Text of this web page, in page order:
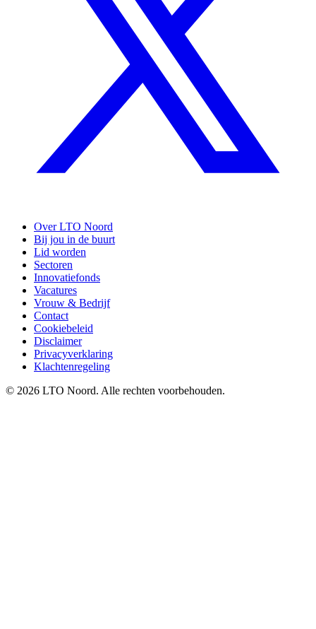
Over LTO Noord
Bij jou in de buurt
Lid worden
Sectoren
Innovatiefonds
Vacatures
Vrouw & Bedrijf
Contact
Cookiebeleid
Disclaimer
Privacyverklaring
Klachtenregeling
© 2026 LTO Noord. Alle rechten voorbehouden.